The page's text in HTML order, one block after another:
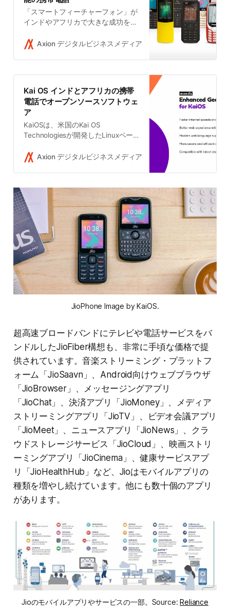
「スマートフィーチャーフォン」が
インドやアフリカで大きな成功を収
でも動作するソフトウェアの組み合
ーザーを増やしている。
Axion デジタルビジネスメディア Takushi Yoshida
Kai OS インドとアフリカの携帯
電話でオープンソースソフトウェ
ア
KaiOSは、米国のKai OS
Technologiesが開発したLinuxベー
Mozillaによって廃止されたFirefox
OS（Boot to Gecko OS）からのフ
ォークである。4G通信を受け入れ
る従来型携帯電話である「スマート
フィーチャーフォン」向けに作られ
たモバイルOSだ。
Axion デジタルビジネスメディア Takushi Yoshida
JioPhone Image by KaiOS.
超高速ブロードバンドにテレビや電話サービスをバ
ンドルしたJioFiber構想も、非常に手頃な価格で提
供されています。音楽ストリーミング・プラットフ
ォーム「JioSaavn」、Android向けウェブブラウザ
「JioBrowser」、メッセージングアプリ
「JioChat」、決済アプリ「JioMoney」、メディア
ストリーミングアプリ「JioTV」、ビデオ会議アプリ
「JioMeet」、ニュースアプリ「JioNews」、クラ
ウドストレージサービス「JioCloud」、映画ストリ
ーミングアプリ「JioCinema」、健康サービスアプ
リ「JioHealthHub」など、Jioはモバイルアプリの
種類を増やし続けています。他にも数十個のアプリ
があります。
Jioのモバイルアプリやサービスの一部。Source:Reliance